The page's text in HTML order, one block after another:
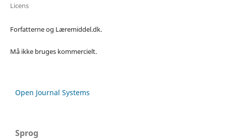
Licens
Forfatterne og Læremiddel.dk.
Må ikke bruges kommercielt.
Open Journal Systems
Sprog